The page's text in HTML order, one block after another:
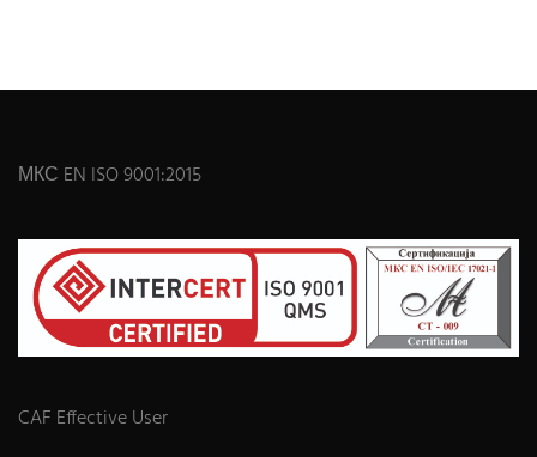
МКС EN ISO 9001:2015
CAF Effective User